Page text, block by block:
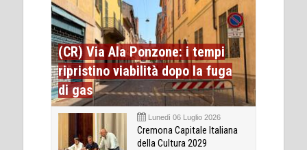
(CR) Via Ala Ponzone: i tempi
ripristino viabilità dopo la fuga
di gas
Lunedì 06 Luglio 2026
Cremona Capitale Italiana
della Cultura 2029